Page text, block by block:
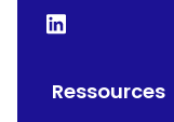
Ressources